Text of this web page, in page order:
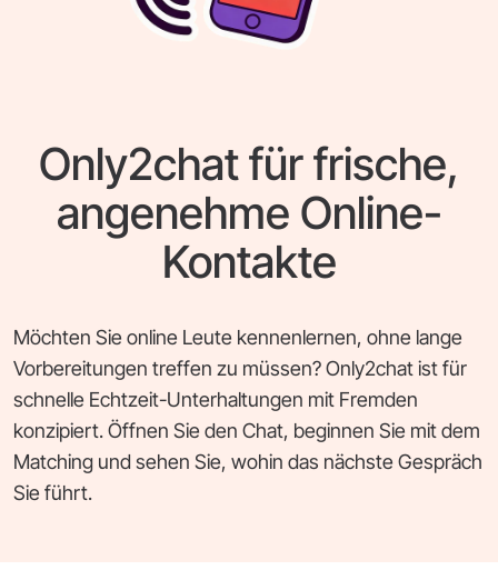
Only2chat für frische,
angenehme Online-
Kontakte
Möchten Sie online Leute kennenlernen, ohne lange
Vorbereitungen treffen zu müssen? Only2chat ist für
schnelle Echtzeit-Unterhaltungen mit Fremden
konzipiert. Öffnen Sie den Chat, beginnen Sie mit dem
Matching und sehen Sie, wohin das nächste Gespräch
Sie führt.